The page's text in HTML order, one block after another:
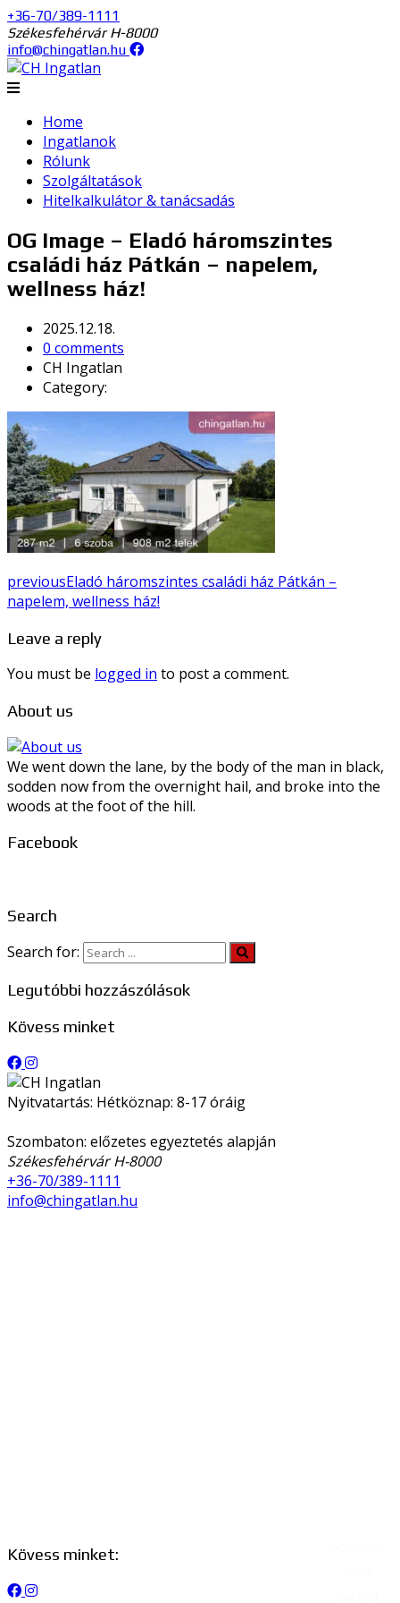
+36-70/389-1111
Székesfehérvár H-8000
info@chingatlan.hu
Home
Ingatlanok
Rólunk
Szolgáltatások
Hitelkalkulátor & tanácsadás
OG Image – Eladó háromszintes
családi ház Pátkán – napelem,
wellness ház!
2025.12.18.
0 comments
CH Ingatlan
Category:
previousEladó háromszintes családi ház Pátkán –
napelem, wellness ház!
Leave a reply
You must be logged in to post a comment.
About us
We went down the lane, by the body of the man in black,
sodden now from the overnight hail, and broke into the
woods at the foot of the hill.
Facebook
Search
Search for:
Legutóbbi hozzászólások
Kövess minket
Nyitvatartás: Hétköznap: 8-17 óráig
Szombaton: előzetes egyeztetés alapján
Székesfehérvár H-8000
+36-70/389-1111
info@chingatlan.hu
Kövess minket: